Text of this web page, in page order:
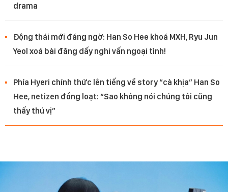
drama
Động thái mới đáng ngờ: Han So Hee khoá MXH, Ryu Jun
Yeol xoá bài đăng dấy nghi vấn ngoại tình!
Phía Hyeri chính thức lên tiếng về story “cà khịa” Han So
Hee, netizen đồng loạt: “Sao không nói chúng tôi cũng
thấy thú vị”